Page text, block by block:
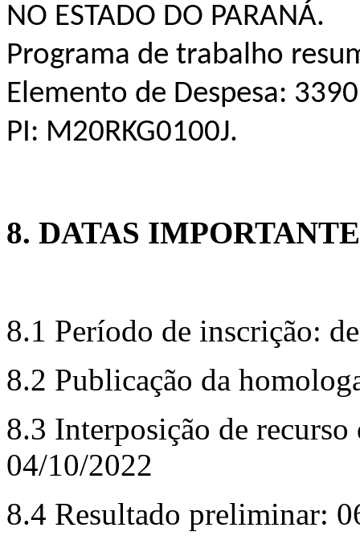
NO ESTADO DO PARANÁ.
Programa de trabalho
Elemento de Despesa:
PI: M20RKG0100J.
8. DATAS
8.1 Período de inscrição:
8.2 Publicação da
8.3 Interposição de
04/10/2022
8.4 Resultado preliminar: